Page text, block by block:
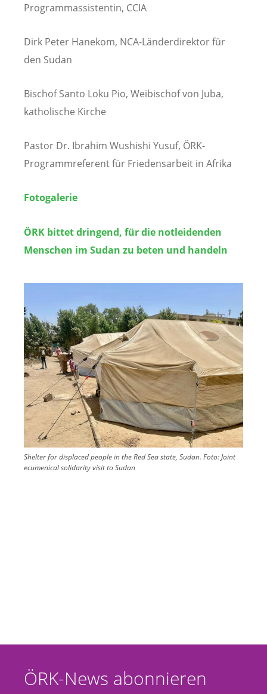
Programmassistentin, CCIA
Dirk Peter Hanekom, NCA-Länderdirektor für
den Sudan
Bischof Santo Loku Pio, Weibischof von Juba,
katholische Kirche
Pastor Dr. Ibrahim Wushishi Yusuf, ÖRK-
Programmreferent für Friedensarbeit in Afrika
Fotogalerie
ÖRK bittet dringend, für die notleidenden
Menschen im Sudan zu beten und handeln
Shelter for displaced people in the Red Sea state, Sudan. Foto:Joint
ecumenical solidarity visit to Sudan
ÖRK-News abonnieren